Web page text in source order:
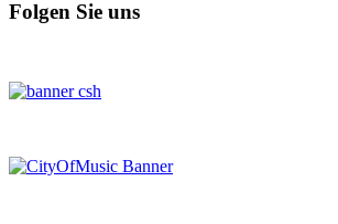
Folgen Sie uns